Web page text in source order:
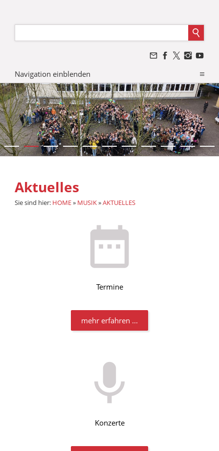
Navigation einblenden
Aktuelles
Sie sind hier: HOME» MUSIK»AKTUELLES
Termine
mehr erfahren ...
Konzerte